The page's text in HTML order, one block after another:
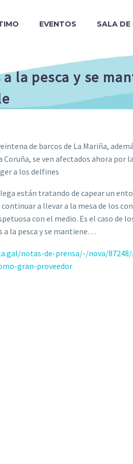
EVENTOS SALA DE
la pesca y se
de barcos de La Mariña,
Coruña, se ven afectados ahora por
a los delfines
están tratando de capear un
a llevar a la mesa de los
con el medio. Es el caso de
a la pesca y se mantiene…
notas-de-prensa/-/nova/
gran-proveedor